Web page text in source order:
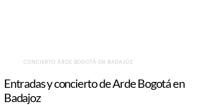
CONCIERTO ARDE BOGOTÁ EN BADAJOZ
Entradas y concierto de Arde Bogotá en
Badajoz